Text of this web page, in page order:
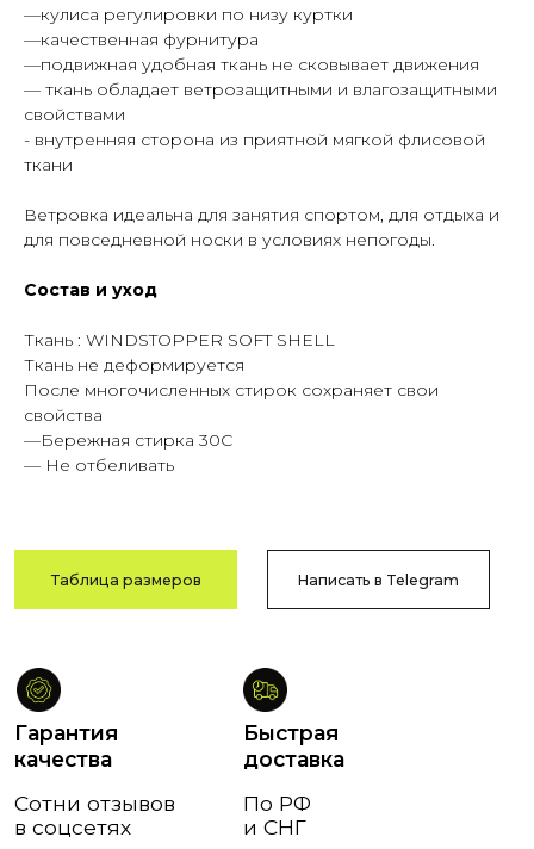
—кулиса регулировки по низу куртки
—качественная фурнитура
—подвижная удобная ткань не сковывает движения
— ткань обладает ветрозащитными и влагозащитными
свойствами
- внутренняя сторона из приятной мягкой флисовой
ткани
Ветровка идеальна для занятия спортом, для отдыха и
для повседневной носки в условиях непогоды.
Состав и уход
Ткань : WINDSTOPPER SOFT SHELL
Ткань не деформируется
После многочисленных стирок сохраняет свои
свойства
—Бережная стирка 30C
— Не отбеливать
Написать в Telegram
Таблица размеров
Гарантия
качества
Возврат
и обмен
Быстрая
доставка
Оплата после
Тамбов
В течение
14 дней
в соцсетях